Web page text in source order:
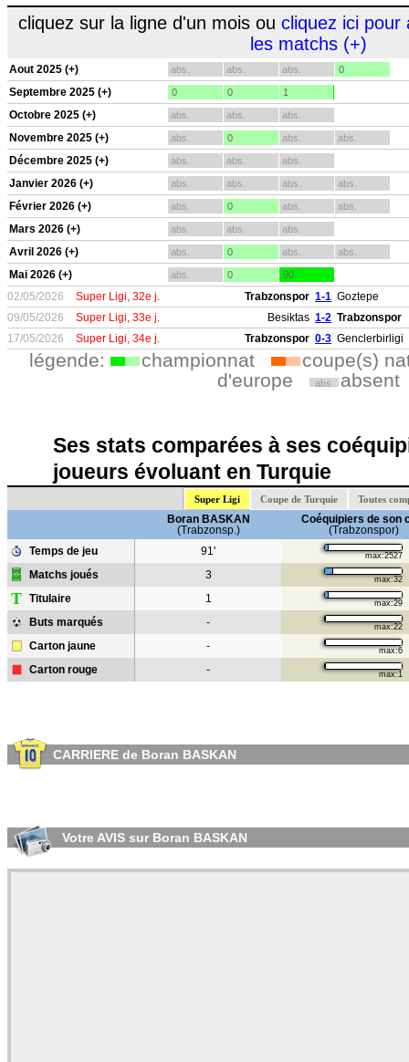
cliquez sur la ligne d'un mois ou cliquez ici pour
les matchs (+)
Aout 2025 (+) abs. abs. abs. 0
Septembre 2025 (+) 0 0 1
Octobre 2025 (+) abs. abs. abs.
Novembre 2025 (+) abs. 0 abs. abs.
Décembre 2025 (+) abs. abs. abs.
Janvier 2026 (+) abs. abs. abs. abs.
Février 2026 (+) abs. 0 abs. abs.
Mars 2026 (+) abs. abs. abs.
Avril 2026 (+) abs. 0 abs. abs.
Mai 2026 (+) abs. 0 90
02/05/2026 Super Ligi, 32e j. Trabzonspor 1-1 Goztepe
09/05/2026
Super Ligi, 33e j. Besiktas 1-2 Trabzonspor
17/05/2026
Super Ligi, 34e j. Trabzonspor 0-3 Genclerbirligi
légende: championnat
coupe(s)
d'europe
abs. absent
Ses stats comparées à ses
joueurs évoluant en Turquie
Super Ligi Coupe de Turquie Toutes
Boran BASKAN
(Trabzonsp.)
Coéquipiers de son
(Trabzonspor)
Temps de jeu
91' max:2527
Matchs joués 3 max:32
T Titulaire 1 max:29
Buts marqués - max:22
Carton jaune - max:6
Carton rouge - max:1
CARRIERE de Boran BASKAN
Votre AVIS sur Boran BASKAN